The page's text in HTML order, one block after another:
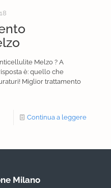
Melzo ? A
è: quello che
Miglior trattamento
Continua a leggere
Milano